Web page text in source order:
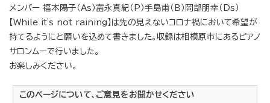
メンバー 福本陽子（As）富永真紀（P）手島甫（B）岡部朋幸（Ds）
【While it's not raining】は先の見えないコロナ禍において希望が
持てるようにと願いを込めて書きました。収録は相模原市にあるピアノ
サロンムーで行いました。
お楽しみください。
このページについて、ご意見をお聞かせください